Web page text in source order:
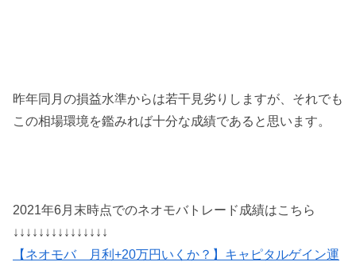
昨年同月の損益水準からは若干見劣りしますが、それでも
この相場環境を鑑みれば十分な成績であると思います。
2021年6月末時点でのネオモバトレード成績はこちら
↓↓↓↓↓↓↓↓↓↓↓↓↓↓↓
【ネオモバ 月利+20万円いくか？】キャピタルゲイン運